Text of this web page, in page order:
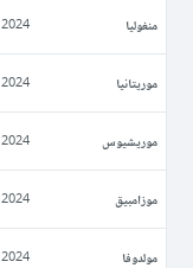
منغوليا 2024
موريتانيا 2024
موريشيوس 2024
موزامبيق 2024
مولدوفا 2024